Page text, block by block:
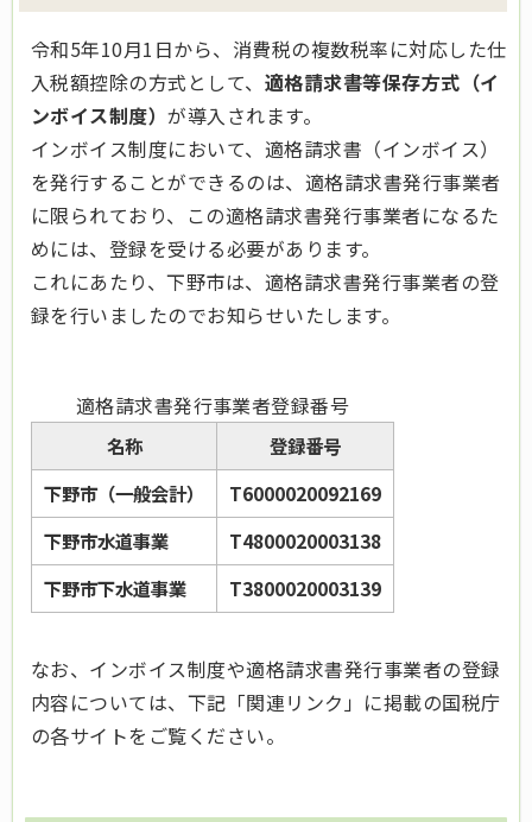
令和5年10月1日から、消費税の複数税率に対応した仕
入税額控除の方式として、 適格請求書等保存方式（イ
ンボイス制度）が導入されます。
インボイス制度において、適格請求書（インボイス）
を発行することができるのは、適格請求書発行事業者
に限られており、この適格請求書発行事業者になるた
めには、登録を受ける必要があります。
これにあたり、下野市は、適格請求書発行事業者の登
録を行いましたのでお知らせいたします。
適格請求書発行事業者登録番号
名称
登録番号
下野市（一般会計）
T6000020092169
下野市水道事業
T4800020003138
下野市下水道事業
T3800020003139
なお、インボイス制度や適格請求書発行事業者の登録
内容については、下記「関連リンク」に掲載の国税庁
の各サイトをご覧ください。